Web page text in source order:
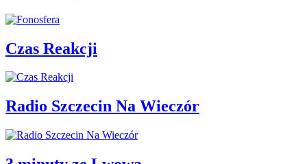
Czas Reakcji
Radio Szczecin Na Wieczór